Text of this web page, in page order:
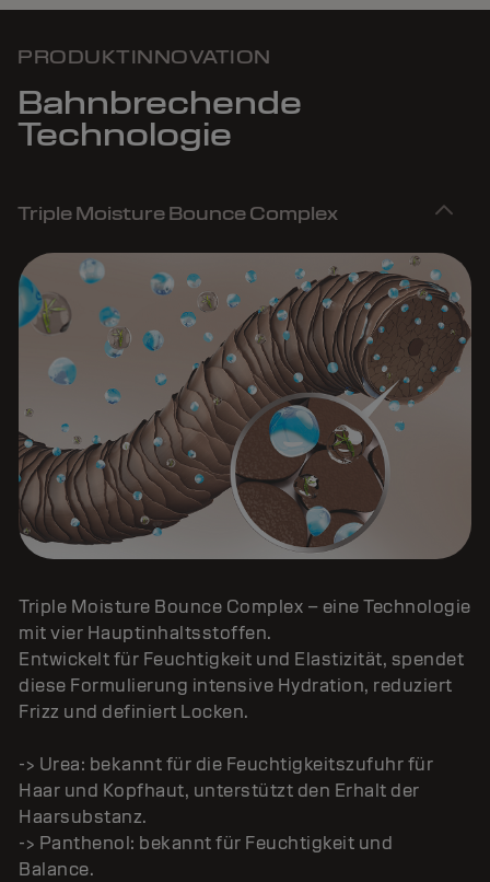
PRODUKTINNOVATION
Bahnbrechende
Technologie
Triple Moisture Bounce Complex
Triple Moisture Bounce Complex – eine Technologie
mit vier Hauptinhaltsstoffen.
Entwickelt für Feuchtigkeit und Elastizität, spendet
diese Formulierung intensive Hydration, reduziert
Frizz und definiert Locken.
-> Urea: bekannt für die Feuchtigkeitszufuhr für
Haar und Kopfhaut, unterstützt den Erhalt der
Haarsubstanz.
-> Panthenol: bekannt für Feuchtigkeit und
Balance.